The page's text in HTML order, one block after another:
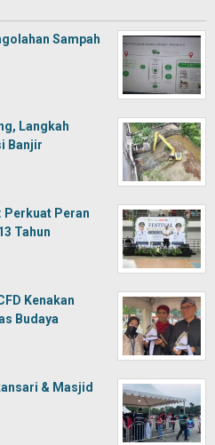
Sampah
Langkah
Banjir
Perkuat Peran
Tahun
Kenakan
Budaya
& Masjid